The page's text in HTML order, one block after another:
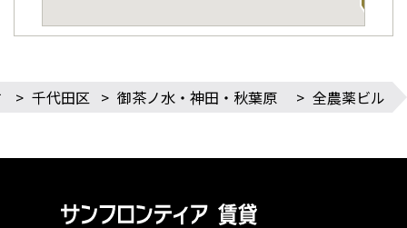
> 千代田区 > 御茶ノ水・神田・秋葉原 > 全農薬ビル